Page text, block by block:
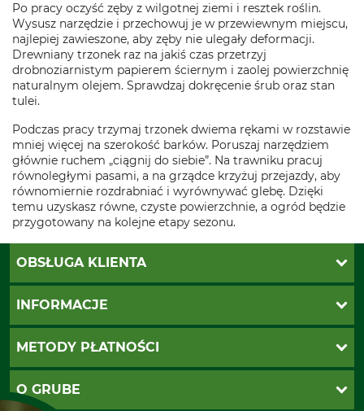
Po pracy oczyść zęby z wilgotnej ziemi i resztek roślin.
Wysusz narzędzie i przechowuj je w przewiewnym miejscu,
najlepiej zawieszone, aby zęby nie ulegały deformacji.
Drewniany trzonek raz na jakiś czas przetrzyj
drobnoziarnistym papierem ściernym i zaolej powierzchnię
naturalnym olejem. Sprawdzaj dokręcenie śrub oraz stan
tulei.
Podczas pracy trzymaj trzonek dwiema rękami w rozstawie
mniej więcej na szerokość barków. Poruszaj narzędziem
głównie ruchem „ciągnij do siebie”. Na trawniku pracuj
równoległymi pasami, a na grządce krzyżuj przejazdy, aby
równomiernie rozdrabniać i wyrównywać glebę. Dzięki
temu uzyskasz równe, czyste powierzchnie, a ogród będzie
przygotowany na kolejne etapy sezonu.
OBSŁUGA KLIENTA
Katalogi Grube
Ustawienia plików cookie
INFORMACJE
Koszty dostawy
Regulamin sklepu
METODY PŁATNOŚCI
PayU
Za pobraniem (z dopłatą)
O GRUBE